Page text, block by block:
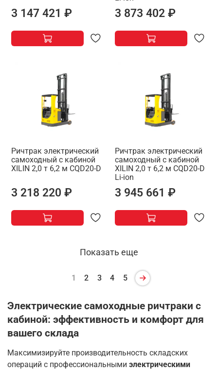
3 147 421 ₽ 3 873 402 ₽
Ричтрак электрический
самоходный с кабиной
XILIN 2,0 т 6,2 м CQD20-D
3 218 220 ₽
Ричтрак электрический
самоходный с кабиной
XILIN 2,0 т 6,2 м CQD20-D
Li-ion
3 945 661 ₽
Показать еще
1 2 3 4 5
Электрические самоходные ричтраки с
кабиной: эффективность и комфорт для
вашего склада
Максимизируйте производительность складских
операций с профессиональными электрическими